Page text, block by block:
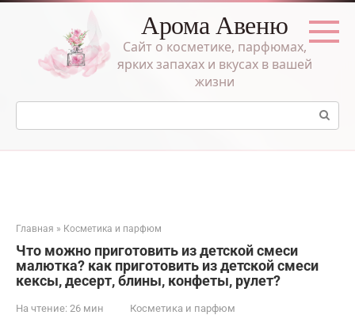
Перейти
Арома Авеню
Сайт о косметике, парфюмах,
ярких запахах и вкусах в вашей
жизни
Поиск:
Главная » Косметика и парфюм
Что можно приготовить из детской смеси
малютка? как приготовить из детской смеси
кексы, десерт, блины, конфеты, рулет?
На чтение: 26 мин Косметика и парфюм